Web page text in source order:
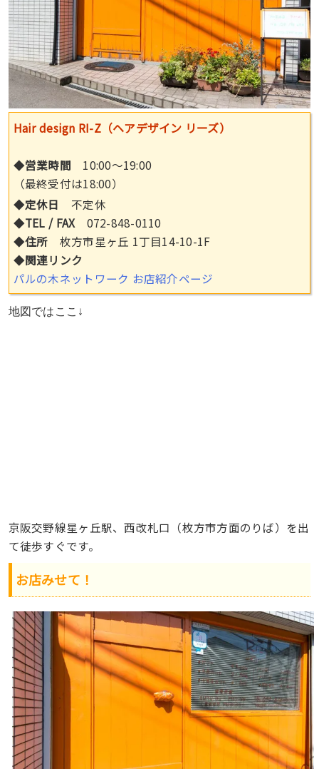
Hair design RI-Z（ヘアデザイン リーズ）
◆営業時間 10:00〜19:00
（最終受付は18:00）
◆定休日
不定休
◆TEL / FAX 072-848-0110
◆住所 枚方市星ヶ丘 1丁目14-10-1F
◆関連リンク
パルの木ネットワーク お店紹介ページ
地図ではここ↓
京阪交野線星ヶ丘駅、西改札口（枚方市方面のりば）を出
て徒歩すぐです。
お店みせて！